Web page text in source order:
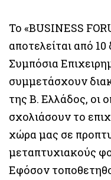
Το «BUSINESS
αποτελείται από
Συμπόσια
συμμετάσχουν
της Β. Ελλάδος, οι
σχολιάσουν το
χώρα μας σε
μεταπτυχιακούς
Εφόσον